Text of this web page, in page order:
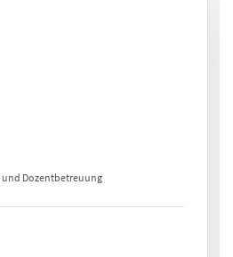
Dozentbetreuung